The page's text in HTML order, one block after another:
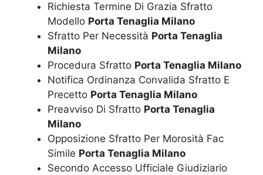
Richiesta Termine Di Grazia Sfratto
Modello Porta Tenaglia Milano
Sfratto Per Necessità Porta Tenaglia
Milano
Procedura Sfratto Porta Tenaglia Milano
Notifica Ordinanza Convalida Sfratto E
Precetto Porta Tenaglia Milano
Preavviso Di Sfratto Porta Tenaglia
Milano
Opposizione Sfratto Per Morosità Fac
Simile Porta Tenaglia Milano
Secondo Accesso Ufficiale Giudiziario